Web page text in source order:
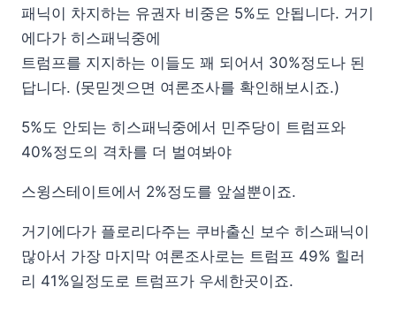
패닉이 차지하는 유권자 비중은 5%도 안됩니다. 거기
에다가 히스패닉중에
트럼프를 지지하는 이들도 꽤 되어서 30%정도나 된
답니다. (못믿겟으면 여론조사를 확인해보시죠.)
5%도 안되는 히스패닉중에서 민주당이 트럼프와
40%정도의 격차를 더 벌여봐야
스윙스테이트에서 2%정도를 앞설뿐이죠.
거기에다가 플로리다주는 쿠바출신 보수 히스패닉이
많아서 가장 마지막 여론조사로는 트럼프 49% 힐러
리 41%일정도로 트럼프가 우세한곳이죠.